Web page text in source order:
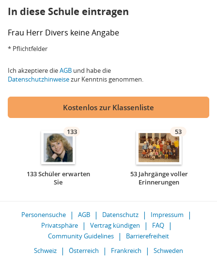
In diese Schule eintragen
Frau Herr Divers keine Angabe
* Pflichtfelder
Ich akzeptiere dieAGB und habe die
Datenschutzhinweisezur Kenntnis genommen.
Kostenlos zur Klassenliste
133
133 Schüler erwarten
Sie
53
53 Jahrgänge voller
Erinnerungen
Personensuche AGB Datenschutz
Impressum
Privatsphäre
Vertrag kündigen
FAQ
Community Guidelines
Barrierefreiheit
Schweiz
Österreich Frankreich Schweden